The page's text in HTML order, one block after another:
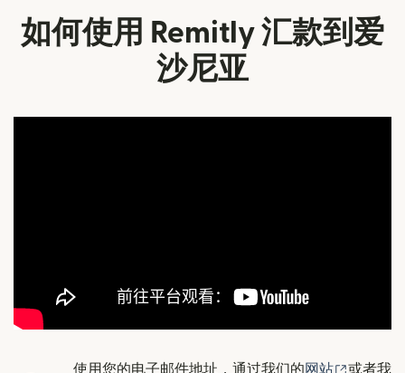
如何使用 Remitly 汇款到爱
沙尼亚
使用您的电子邮件地址，通过我们的网站 （在新
或者我